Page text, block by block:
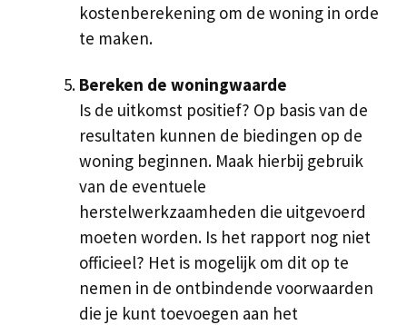
kostenberekening om de woning in orde
te maken.
Bereken de woningwaarde
Is de uitkomst positief? Op basis van de
resultaten kunnen de biedingen op de
woning beginnen. Maak hierbij gebruik
van de eventuele
herstelwerkzaamheden die uitgevoerd
moeten worden. Is het rapport nog niet
officieel? Het is mogelijk om dit op te
nemen in de ontbindende voorwaarden
die je kunt toevoegen aan het